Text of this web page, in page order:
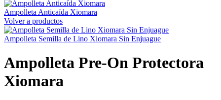
Ampolleta Anticaída Xiomara
Volver a productos
Ampolleta Semilla de Lino Xiomara Sin Enjuague
Ampolleta Pre-On Protectora
Xiomara